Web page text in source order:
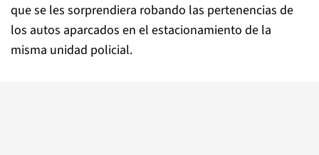
que se les sorprendiera robando las pertenencias de
los autos aparcados en el estacionamiento de la
misma unidad policial.